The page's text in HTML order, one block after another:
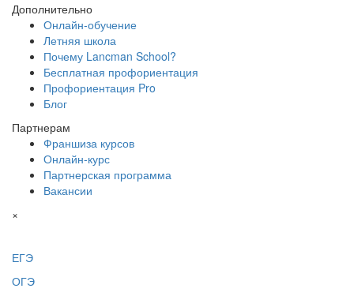
Дополнительно
Онлайн-обучение
Летняя школа
Почему Lancman School?
Бесплатная профориентация
Профориентация Pro
Блог
Партнерам
Франшиза курсов
Онлайн-курс
Партнерская программа
Вакансии
×
ЕГЭ
ОГЭ